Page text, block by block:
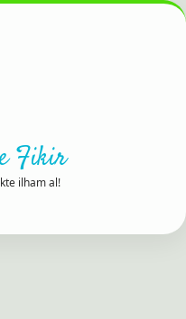
Fikir
ilham al!